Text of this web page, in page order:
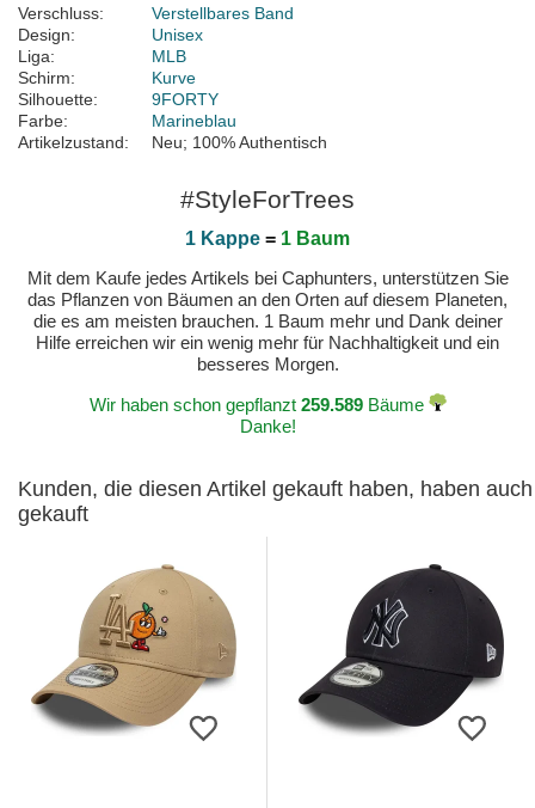
Verschluss:
Verstellbares Band
Design:
Unisex
Liga:
MLB
Schirm:
Kurve
Silhouette:
9FORTY
Farbe:
Marineblau
Artikelzustand:
Neu; 100% Authentisch
#StyleForTrees
1 Kappe = 1 Baum
Mit dem Kaufe jedes Artikels bei Caphunters, unterstützen Sie
das Pflanzen von Bäumen an den Orten auf diesem Planeten,
die es am meisten brauchen. 1 Baum mehr und Dank deiner
Hilfe erreichen wir ein wenig mehr für Nachhaltigkeit und ein
besseres Morgen.
Wir haben schon gepflanzt 259.589Bäume
Danke!
Kunden, die diesen Artikel gekauft haben, haben auch
gekauft